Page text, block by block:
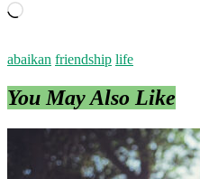
Loading…
abaikan friendship life
You May Also Like